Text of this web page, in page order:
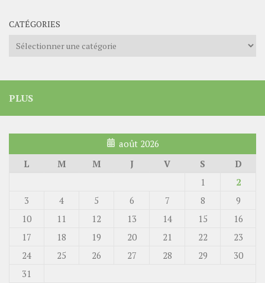
CATÉGORIES
Catégories
PLUS
août 2026
L
M M J V S
D
1
2
3
4 5 6 7 8
9
10
11 12 13 14 15
16
17
18 19 20 21 22
23
24
25 26 27 28 29
30
31